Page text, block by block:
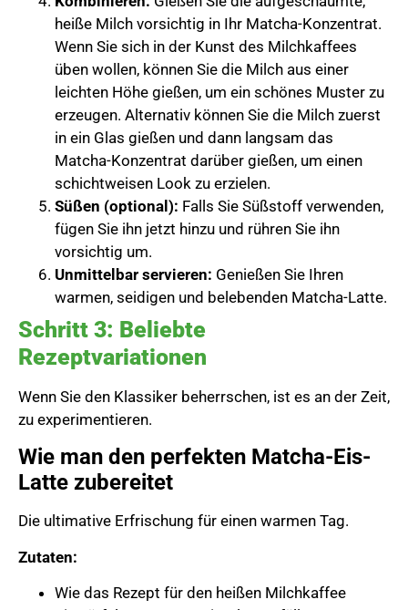
heiße Milch vorsichtig in Ihr Matcha-Konzentrat.
Wenn Sie sich in der Kunst des Milchkaffees
üben wollen, können Sie die Milch aus einer
leichten Höhe gießen, um ein schönes Muster zu
erzeugen. Alternativ können Sie die Milch zuerst
in ein Glas gießen und dann langsam das
Matcha-Konzentrat darüber gießen, um einen
schichtweisen Look zu erzielen.
Süßen (optional): Falls Sie Süßstoff verwenden,
fügen Sie ihn jetzt hinzu und rühren Sie ihn
vorsichtig um.
Unmittelbar servieren: Genießen Sie Ihren
warmen, seidigen und belebenden Matcha-Latte.
Schritt 3: Beliebte
Rezeptvariationen
Wenn Sie den Klassiker beherrschen, ist es an der Zeit,
zu experimentieren.
Wie man den perfekten Matcha-Eis-
Latte zubereitet
Die ultimative Erfrischung für einen warmen Tag.
Zutaten:
Wie das Rezept für den heißen Milchkaffee